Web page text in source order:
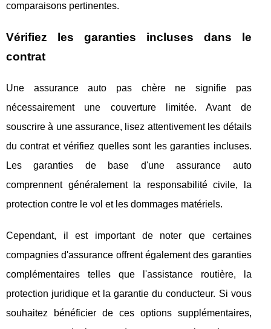
comparaisons pertinentes.
Vérifiez les garanties incluses dans le
contrat
Une assurance auto pas chère ne signifie pas
nécessairement une couverture limitée. Avant de
souscrire à une assurance, lisez attentivement les détails
du contrat et vérifiez quelles sont les garanties incluses.
Les garanties de base d'une assurance auto
comprennent généralement la responsabilité civile, la
protection contre le vol et les dommages matériels.
Cependant, il est important de noter que certaines
compagnies d'assurance offrent également des garanties
complémentaires telles que l'assistance routière, la
protection juridique et la garantie du conducteur. Si vous
souhaitez bénéficier de ces options supplémentaires,